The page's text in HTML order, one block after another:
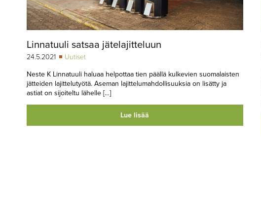
Linnatuuli satsaa jätelajitteluun
24.5.2021 Uutiset
Neste K Linnatuuli haluaa helpottaa tien päällä kulkevien suomalaisten
jätteiden lajittelutyötä. Aseman lajittelumahdollisuuksia on lisätty ja
astiat on sijoiteltu lähelle […]
Lue lisää